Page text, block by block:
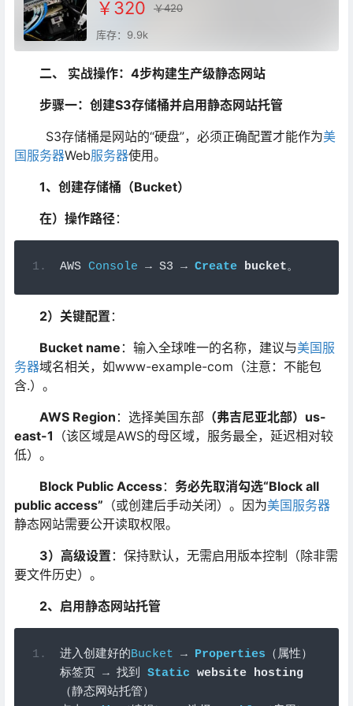
￥320 ￥420
库存：9.9k
二、 实战操作：4步构建生产级静态网站
步骤一：创建S3存储桶并启用静态网站托管
S3存储桶是网站的“硬盘”，必须正确配置才能作为美
国服务器Web服务器使用。
1、创建存储桶（Bucket）
在）操作路径：
AWS Console → S3 → Create bucket。
2）关键配置 ：
Bucket name ：输入全球唯一的名称，建议与美国服
务器域名相关，如www-example-com（注意：不能包
含.）。
AWS Region ：选择美国东部 （弗吉尼亚北部）us-
east-1 （该区域是AWS的母区域，服务最全，延迟相对较
低）。
Block Public Access： 务必先取消勾选“Block all
public access” （或创建后手动关闭）。因为美国服务器
静态网站需要公开读取权限。
3）高级设置 ：保持默认，无需启用版本控制（除非需
要文件历史）。
2、启用静态网站托管
进入创建好的Bucket → Properties （属性）
标签页
→ 找到 Static website hosting
（静态网站托管）